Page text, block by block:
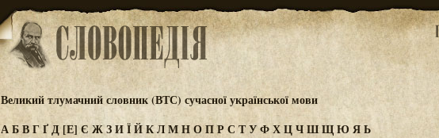
Великий тлумачний словник (ВТС) сучасної української мови
АБВГҐД[Е] Є ЖЗИЇЙКЛМНОПРС ТУФХЦЧШЩЮ ЯЬ